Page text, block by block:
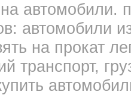
автомобили.
автомобили
на прокат
транспорт,